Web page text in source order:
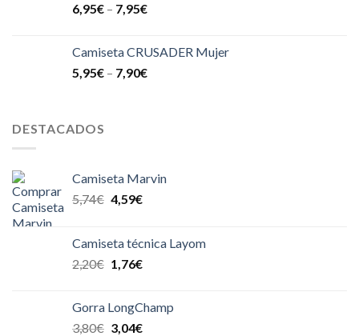
6,95€ – 7,95€
Camiseta CRUSADER Mujer
5,95€ – 7,90€
DESTACADOS
Camiseta Marvin
5,74€ 4,59€
Camiseta técnica Layom
2,20€ 1,76€
Gorra LongChamp
3,80€ 3,04€